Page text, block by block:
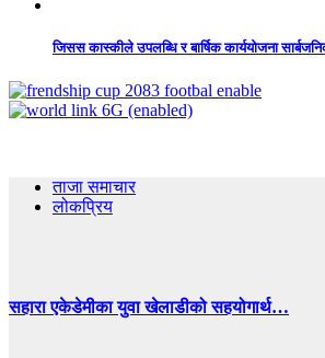
जिसस कास्कीले उपलब्धि र बार्षिक कार्ययोजना
ताजा समाचार
लोकप्रिय
सहारा एकेडेमीका युवा खेलाडीको सहयोगार्थ…